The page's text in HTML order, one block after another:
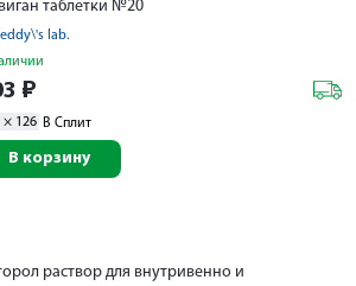
таблетки №20
lab.
₽
× 126 В Сплит
В корзину
раствор для внутривенно и